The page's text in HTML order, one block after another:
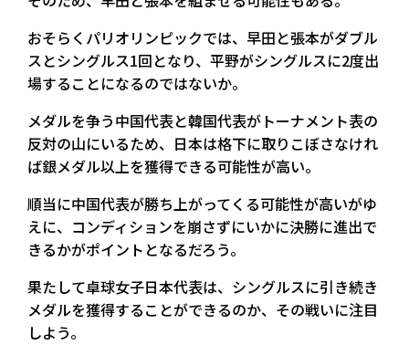
おそらくパリオリンピックでは、早田と張本がダブル
スとシングルス1回となり、平野がシングルスに2度出
場することになるのではないか。
メダルを争う中国代表と韓国代表がトーナメント表の
反対の山にいるため、日本は格下に取りこぼさなけれ
ば銀メダル以上を獲得できる可能性が高い。
順当に中国代表が勝ち上がってくる可能性が高いがゆ
えに、コンディションを崩さずにいかに決勝に進出で
きるかがポイントとなるだろう。
果たして卓球女子日本代表は、シングルスに引き続き
メダルを獲得することができるのか、その戦いに注目
しよう。